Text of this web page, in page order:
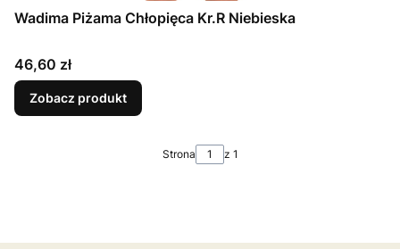
Wadima Piżama Chłopięca Kr.R Niebieska
Cena
46,60 zł
Zobacz produkt
Strona z 1